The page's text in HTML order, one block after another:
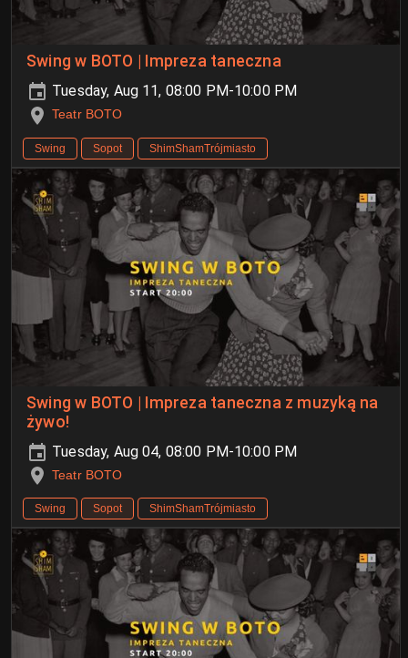
Swing w BOTO | Impreza taneczna
Tuesday, Aug 11, 08:00 PM-10:00 PM
Teatr BOTO
Swing Sopot ShimShamTrójmiasto
Swing w BOTO | Impreza taneczna z muzyką na
żywo!
Tuesday, Aug 04, 08:00 PM-10:00 PM
Teatr BOTO
Swing Sopot ShimShamTrójmiasto